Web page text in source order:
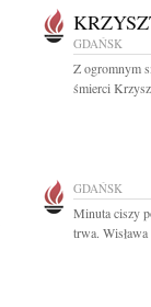
GDAŃSK
Z ogromnym
śmierci
GDAŃSK
Minuta ciszy
trwa.